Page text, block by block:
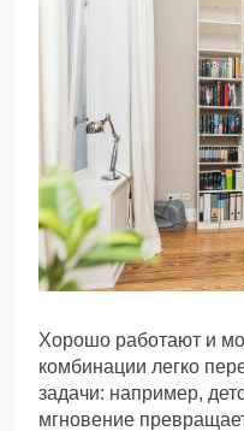
Хорошо работают и
комбинации легко
задачи: например,
мгновение